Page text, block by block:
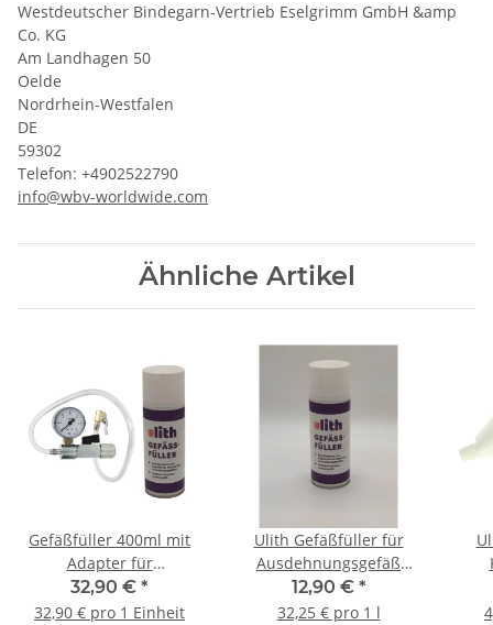
Westdeutscher Bindegarn-Vertrieb Eselgrimm GmbH &amp
Co. KG
Am Landhagen 50
Oelde
Nordrhein-Westfalen
DE
59302
Telefon: +4902522790
info@wbv-worldwide.com
Ähnliche Artikel
Gefäßfüller 400ml mit
Adapter für
Ausdehnungsgefäße mit
Absperrung und
32,90 € *
32,90 € pro 1 Einheit
Ulith Gefäßfüller für
Ausdehnungsgefäß
Heizung Gefäss 400 ml
12,90 € *
32,25 € pro 1 l